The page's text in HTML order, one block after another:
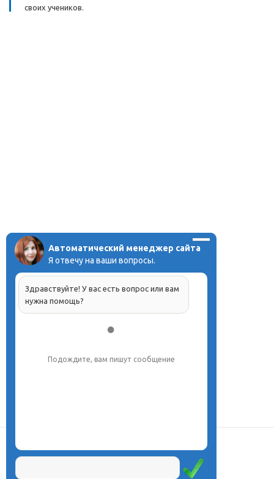
своих учеников.
Проекты
Автоматический менеджер сайта
Я отвечу на ваши вопросы.
Здравствуйте! У вас есть вопрос или вам
нужна помощь?
Подождите, вам пишут сообщение